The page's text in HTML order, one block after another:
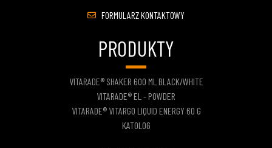
FORMULARZ KONTAKTOWY
PRODUKTY
VITARADE® SHAKER 600 ML BLACK/WHITE
VITARADE® EL - POWDER
VITARADE® VITARGO LIQUID ENERGY 60 G
KATOLOG